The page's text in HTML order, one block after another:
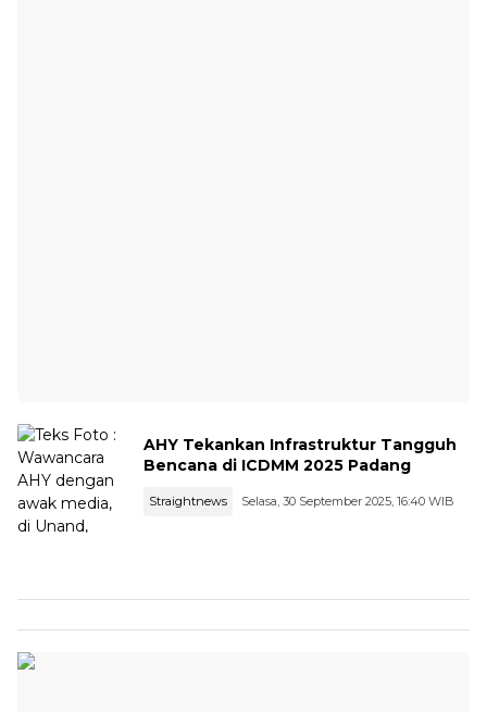
AHY Tekankan Infrastruktur Tangguh
Bencana di ICDMM 2025 Padang
Straightnews Selasa, 30 September 2025, 16:40 WIB